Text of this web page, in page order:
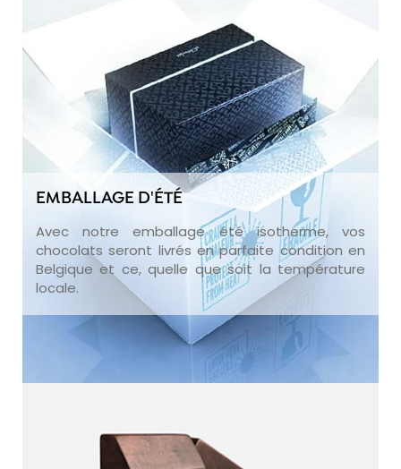
EMBALLAGE D'ÉTÉ
Avec notre emballage été isotherme, vos
chocolats seront livrés en parfaite condition en
Belgique et ce, quelle que soit la température
locale.